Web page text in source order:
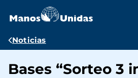
contenido
Ruta
navegación
Noticias
Bases “Sorteo 3